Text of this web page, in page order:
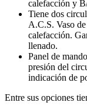
calefacción y
Tiene dos
A.C.S. Vaso
calefacción.
llenado.
Panel de
presión del
indicación de
Entre sus opciones